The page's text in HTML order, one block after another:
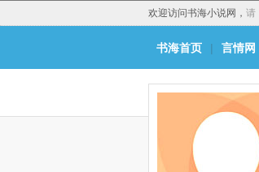
欢迎访问书海小说网， 请
书海首页 | 言情网